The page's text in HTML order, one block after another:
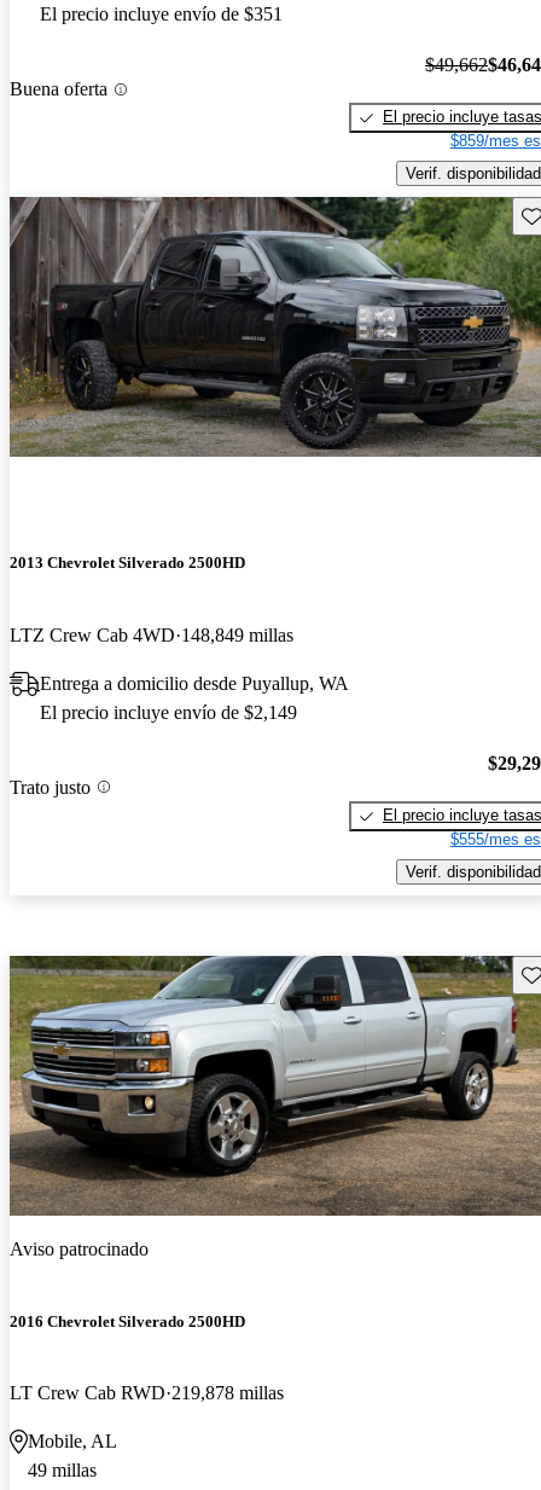
El precio incluye envío de $351
Buena oferta
$49,662
El precio incluye tasas
$859/mes
Verif. disponibilidad
2013 Chevrolet Silverado 2500HD
LTZ Crew Cab 4WD 148,849 millas
Entrega a domicilio desde Puyallup, WA
El precio incluye envío de $2,149
Trato justo
El precio incluye tasas
$555/mes
Verif. disponibilidad
Aviso patrocinado
2016 Chevrolet Silverado 2500HD
LT Crew Cab RWD 219,878 millas
Mobile, AL
49 millas